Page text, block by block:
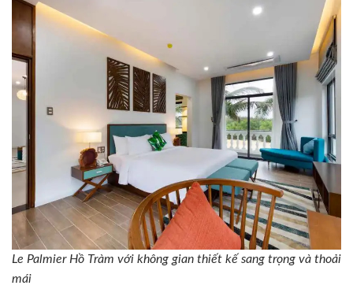
Le Palmier Hồ Tràm với không gian thiết kế sang trọng và thoải
mái